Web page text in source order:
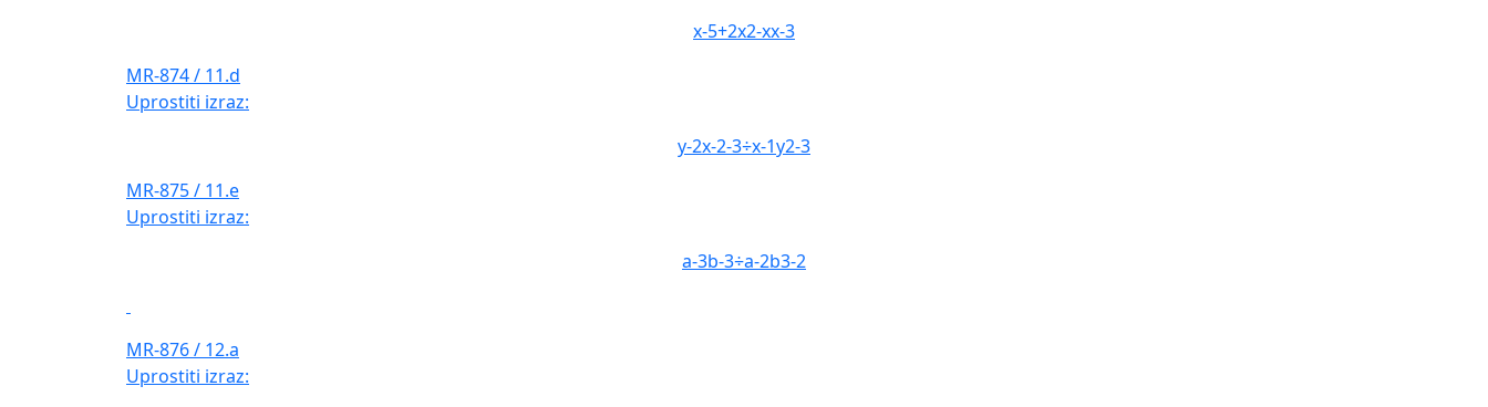
x-5+2x2-xx-3
MR-874 / 11.d
Uprostiti izraz:
y-2x-2-3÷x-1y2-3
MR-875 / 11.e
Uprostiti izraz:
a-3b-3÷a-2b3-2
MR-876 / 12.a
Uprostiti izraz: